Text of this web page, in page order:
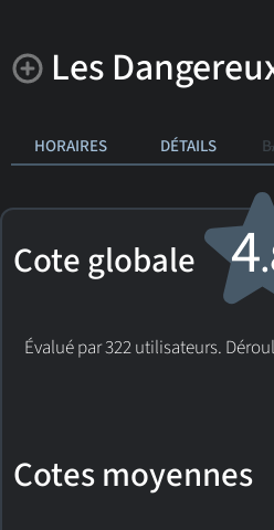
Les
HORAIRES DÉTAILS
Cote globale 4
Évalué par 322 utilisateurs.
Cotes moyennes